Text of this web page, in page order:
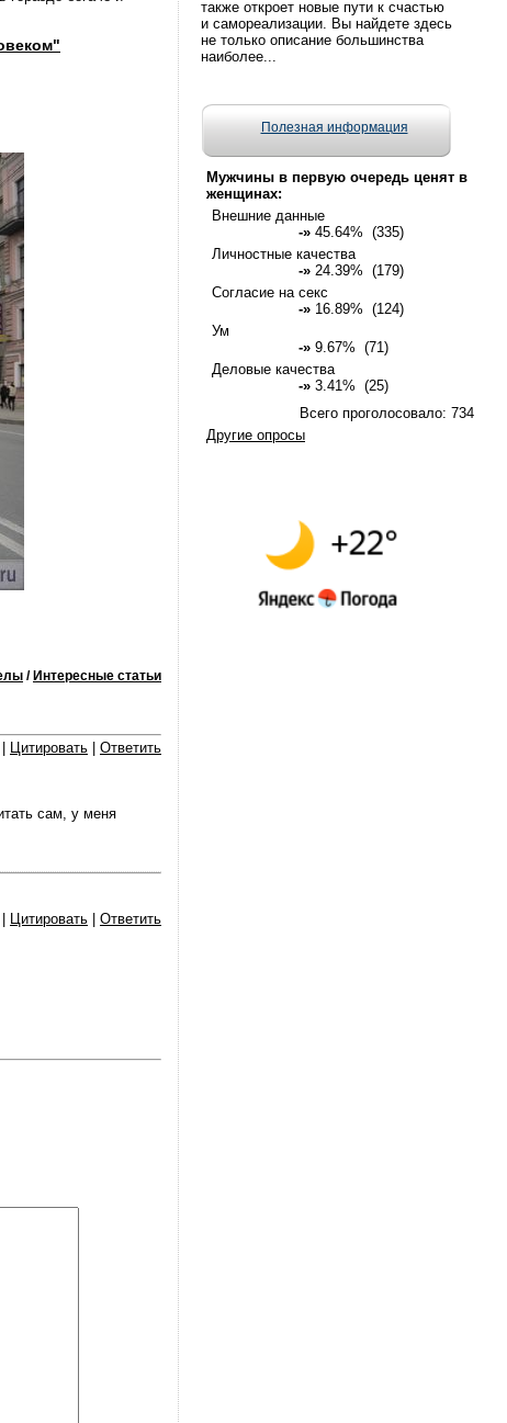
/ Интересные статьи
Цитировать Ответить
сам, у меня
Цитировать Ответить
также откроет новые пути к счастью
и самореализации. Вы найдете здесь
не только описание большинства
наиболее...
Полезная информация
Мужчины в первую очередь ценят в
женщинах:
Внешние данные
-» 45.64% (335)
Личностные качества
-» 24.39% (179)
Согласие на секс
-» 16.89% (124)
Ум
-» 9.67% (71)
Деловые качества
-» 3.41% (25)
Всего проголосовало: 734
Другие опросы